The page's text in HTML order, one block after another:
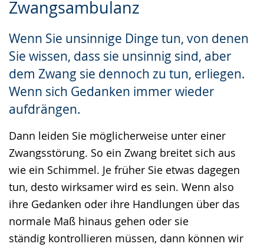
Zwangsambulanz
Wenn Sie unsinnige Dinge tun, von denen
Sie wissen, dass sie unsinnig sind, aber
dem Zwang sie dennoch zu tun, erliegen.
Wenn sich Gedanken immer wieder
aufdrängen.
Dann leiden Sie möglicherweise unter einer
Zwangsstörung. So ein Zwang breitet sich aus
wie ein Schimmel. Je früher Sie etwas dagegen
tun, desto wirksamer wird es sein. Wenn also
ihre Gedanken oder ihre Handlungen über das
normale Maß hinaus gehen oder sie
ständig kontrollieren müssen, dann können wir
Leichten
wechseln.
Audio-
Video
Deutscher
Gebärdensprache
wird
angezeigt.